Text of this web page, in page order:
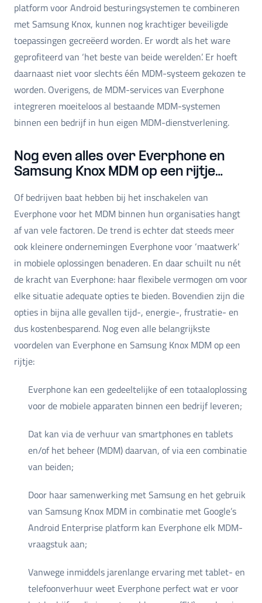
platform voor Android besturingsystemen te combineren
met Samsung Knox, kunnen nog krachtiger beveiligde
toepassingen gecreëerd worden. Er wordt als het ware
geprofiteerd van ‘het beste van beide werelden’. Er hoeft
daarnaast niet voor slechts één MDM-systeem gekozen te
worden. Overigens, de MDM-services van Everphone
integreren moeiteloos al bestaande MDM-systemen
binnen een bedrijf in hun eigen MDM-dienstverlening.
Nog even alles over Everphone en
Samsung Knox MDM op een rijtje…
Of bedrijven baat hebben bij het inschakelen van
Everphone voor het MDM binnen hun organisaties hangt
af van vele factoren. De trend is echter dat steeds meer
ook kleinere ondernemingen Everphone voor ‘maatwerk’
in mobiele oplossingen benaderen. En daar schuilt nu nét
de kracht van Everphone: haar flexibele vermogen om voor
elke situatie adequate opties te bieden. Bovendien zijn die
opties in bijna alle gevallen tijd-, energie-, frustratie- en
dus kostenbesparend. Nog even alle belangrijkste
voordelen van Everphone en Samsung Knox MDM op een
rijtje:
Everphone kan een gedeeltelijke of een totaaloplossing
voor de mobiele apparaten binnen een bedrijf leveren;
Dat kan via de verhuur van smartphones en tablets
en/of het beheer (MDM) daarvan, of via een combinatie
van beiden;
Door haar samenwerking met Samsung en het gebruik
van Samsung Knox MDM in combinatie met Google’s
Android Enterprise platform kan Everphone elk MDM-
vraagstuk aan;
Vanwege inmiddels jarenlange ervaring met tablet- en
telefoonverhuur weet Everphone perfect wat er voor